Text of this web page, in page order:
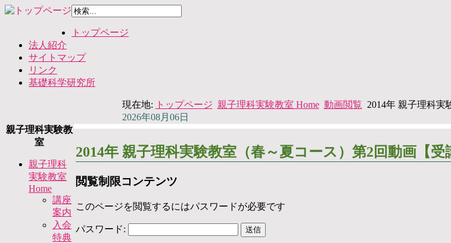
トップページ
法人紹介
サイトマップ
リンク
基礎科学研究所
現在地: トップページ 親子理科実験教室 Home 動画閲覧 2014年 親子理科実
2026年08月06日
親子理科実験教
室
親子理科
実験教室
Home
講座
案内
入会
特典
2014年 親子理科実験教室（春～夏コース）第2回動画【受
閲覧制限コンテンツ
このページを閲覧するにはパスワードが必要です
パスワード: